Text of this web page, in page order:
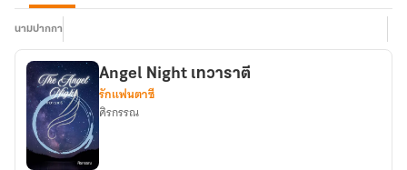
นามปากกา
Angel Night เทวาราตี
รักแฟนตาซี
ศิรกรรณ